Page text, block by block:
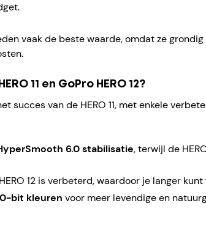
vaak de beste waarde, omdat ze
11 en GoPro HERO 12?
succes van de HERO 11, met enkele
6.0 stabilisatie, terwijl de
12 is verbeterd, waardoor je langer
bit kleuren voor meer levendige en